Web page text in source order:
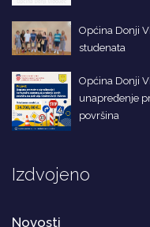
Općina Donji
studenata
Općina Donji
unapređenje
površina
Izdvojeno
Novosti